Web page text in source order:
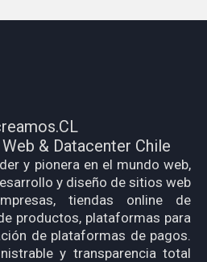
& Datacenter Chile
y pionera en el mundo web,
y diseño de sitios web
tiendas online de
productos, plataformas para
de plataformas de pagos.
y transparencia total